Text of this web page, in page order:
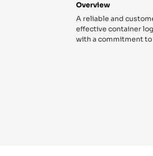
Overview
A reliable and
effective container
with a commitment to